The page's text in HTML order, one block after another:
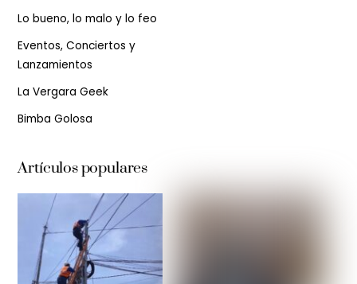
Lo bueno, lo malo y lo feo
Eventos, Conciertos y
Lanzamientos
La Vergara Geek
Bimba Golosa
Artículos populares